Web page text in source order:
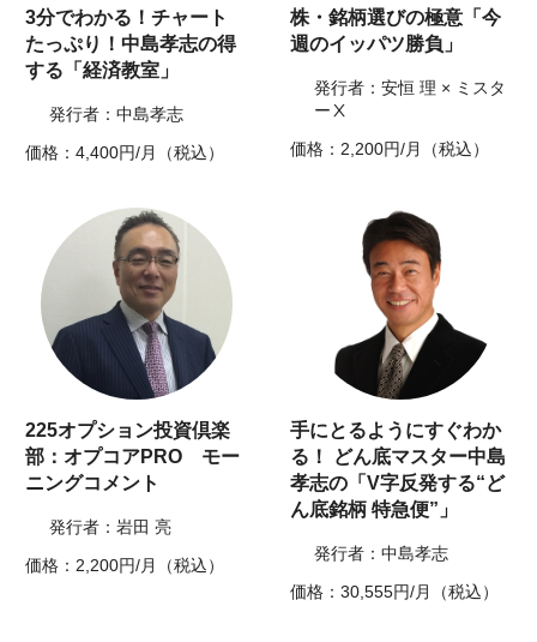
3分でわかる！チャート
たっぷり！中島孝志の得
する「経済教室」
発行者：中島孝志
価格：4,400円/月（税込）
株・銘柄選びの極意「今
週のイッパツ勝負」
発行者：安恒 理 × ミスタ
ーⅩ
価格：2,200円/月（税込）
225オプション投資倶楽
部：オプコアPRO モー
ニングコメント
発行者：岩田 亮
価格：2,200円/月（税込）
手にとるようにすぐわか
る！ どん底マスター中島
孝志の「V字反発する“ど
ん底銘柄 特急便”」
発行者：中島孝志
価格：30,555円/月（税込）